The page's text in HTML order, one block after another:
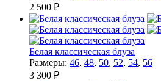
2 500 ₽
Белая классическая блуза
Размеры: 46, 48, 50, 52, 54, 56
3 300 ₽